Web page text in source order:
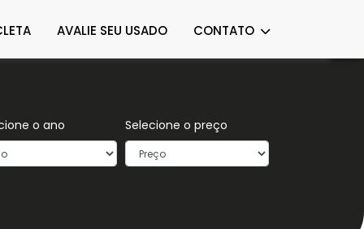
AVALIE SEU USADO CONTATO
o ano Selecione o preço